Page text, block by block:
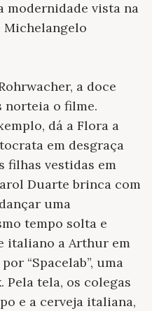
modernidade vista na
Michelangelo
a doce
norteia o filme.
dá a Flora a
em desgraça
filhas vestidas em
Duarte brinca com
uma
tempo solta e
italiano a Arthur em
“Spacelab”, uma
tela, os colegas
e a cerveja italiana,